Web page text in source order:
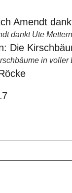
dankt Ute
in voller